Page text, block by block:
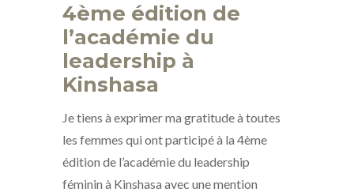
4ème édition de
l’académie du
leadership à
Kinshasa
Je tiens à exprimer ma gratitude à toutes
les femmes qui ont participé à la 4ème
édition de l’académie du leadership
féminin à Kinshasa avec une mention